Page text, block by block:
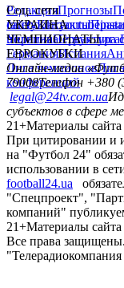
РедакцияПрогнозы
сайтуКонтакты
политикаСтруктура
Соц. сети
facebookxyoutube
УКРАИНА
УкраинаПервая лига
ЧЕМПИОНАТЫ
ГерманияИспания
ЕВРОКУБКИ
Лига чемпионов
конференций
Онлайн-медиа
79008Телефон +380
legal@24tv.com.ua
субъектов в сфере
21+Материалы сайта
При цитировании и
на "Футбол 24"
использовании в
football24.ua
"Спецпроект",
компаний"
21+Материалы сайта
Все права